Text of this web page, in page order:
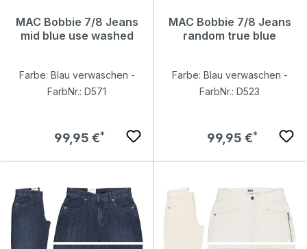
MAC Bobbie 7/8 Jeans
mid blue use washed
Farbe: Blau verwaschen -
FarbNr.: D571
Regulärer Preis:
99,95 €
MAC Bobbie 7/8 Jeans
random true blue
Farbe: Blau verwaschen -
FarbNr.: D523
Regulärer Preis:
99,95 €